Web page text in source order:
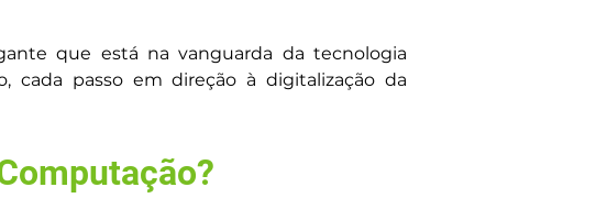
que está na vanguarda da tecnologia
cada passo em direção à digitalização da